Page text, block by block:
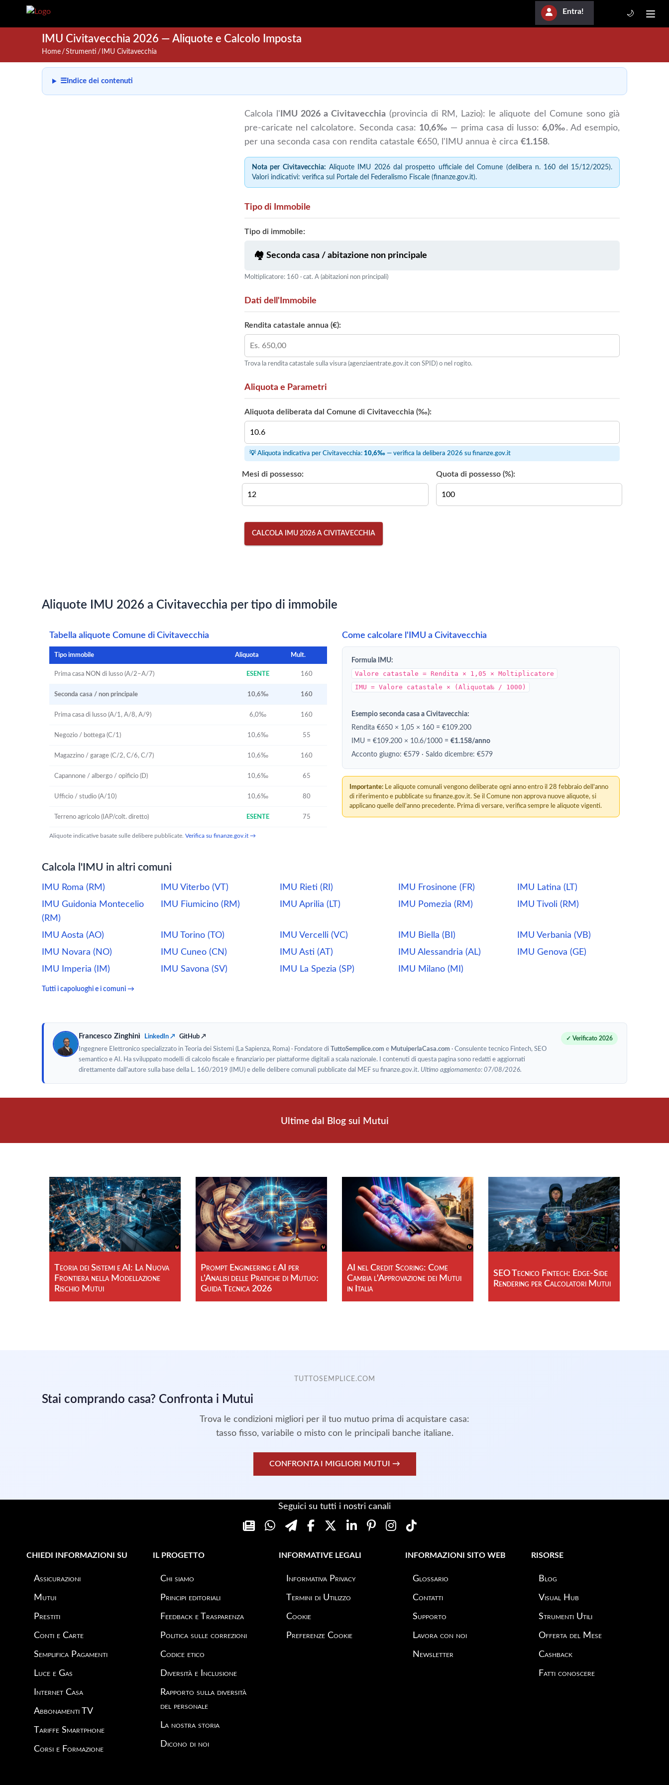
Entra! 🌙
IMU Civitavecchia 2026 — Aliquote e Calcolo Imposta
Home Strumenti IMU Civitavecchia
☰ Indice dei contenuti
Calcola l' IMU 2026 a Civitavecchia (provincia di RM, Lazio): le aliquote del Comune sono già
pre-caricate nel calcolatore. Seconda casa: 10,6‰ — prima casa di lusso:6,0‰. Ad esempio,
per una seconda casa con rendita catastale €650, l'IMU annua è circa €1.158.
Nota per Civitavecchia: Aliquote IMU 2026 dal prospetto ufficiale del Comune (delibera n. 160 del 15/12/2025).
Valori indicativi: verifica sul Portale del Federalismo Fiscale (finanze.gov.it).
Tipo di Immobile
Tipo di immobile:
Moltiplicatore: 160 · cat. A (abitazioni non principali)
Dati dell'Immobile
Rendita catastale annua (€):
Trova la rendita catastale sulla visura (agenziaentrate.gov.it con SPID) o nel rogito.
Aliquota e Parametri
Aliquota deliberata dal Comune di Civitavecchia (‰):
💡 Aliquota indicativa per Civitavecchia: 10,6‰ — verifica la delibera 2026 su finanze.gov.it
Mesi di possesso: Quota di possesso (%):
CALCOLA IMU 2026 A CIVITAVECCHIA
Aliquote IMU 2026 a Civitavecchia per tipo di immobile
Tabella aliquote Comune di Civitavecchia
Tipo immobile Aliquota Mult.
Prima casa NON di lusso (A/2–A/7) ESENTE 160
Seconda casa / non principale 10,6‰ 160
Prima casa di lusso (A/1, A/8, A/9) 6,0‰ 160
Negozio / bottega (C/1) 10,6‰ 55
Magazzino / garage (C/2, C/6, C/7) 10,6‰ 160
Capannone / albergo / opificio (D) 10,6‰ 65
Ufficio / studio (A/10) 10,6‰ 80
Terreno agricolo (IAP/colt. diretto) ESENTE 75
Aliquote indicative basate sulle delibere pubblicate. Verifica su finanze.gov.it →
Come calcolare l'IMU a Civitavecchia
Formula IMU:
Valore catastale = Rendita × 1,05 × Moltiplicatore
IMU = Valore catastale × (Aliquota‰ / 1000)
Esempio seconda casa a Civitavecchia:
Rendita €650 × 1,05 × 160 = €109.200
IMU = €109.200 × 10.6/1000 = €1.158/anno
Acconto giugno: €579 · Saldo dicembre: €579
Importante: Le aliquote comunali vengono deliberate ogni anno entro il 28 febbraio dell'anno
di riferimento e pubblicate su finanze.gov.it. Se il Comune non approva nuove aliquote, si
applicano quelle dell'anno precedente. Prima di versare, verifica sempre le aliquote vigenti.
Calcola l'IMU in altri comuni
IMU Roma (RM) IMU Viterbo (VT) IMU Rieti (RI) IMU Frosinone (FR)
IMU Latina (LT)
IMU Guidonia Montecelio
(RM)
IMU Fiumicino (RM) IMU Aprilia (LT) IMU Pomezia (RM) IMU Tivoli (RM)
IMU Aosta (AO) IMU Torino (TO) IMU Vercelli (VC) IMU Biella (BI)
IMU Verbania (VB)
IMU Novara (NO)
IMU Cuneo (CN) IMU Asti (AT) IMU Alessandria (AL)
IMU Genova (GE)
IMU Imperia (IM)
IMU Savona (SV) IMU La Spezia (SP) IMU Milano (MI)
Tutti i capoluoghi e i comuni →
Francesco Zinghinì LinkedIn ↗ GitHub ↗
Ingegnere Elettronico specializzato in Teoria dei Sistemi (La Sapienza, Roma) · Fondatore di TuttoSemplice.com e MutuiperlaCasa.com · Consulente tecnico Fintech, SEO
semantico e AI. Ha sviluppato modelli di calcolo fiscale e finanziario per piattaforme digitali a scala nazionale. I contenuti di questa pagina sono redatti e aggiornati
direttamente dall'autore sulla base della L. 160/2019 (IMU) e delle delibere comunali pubblicate dal MEF su finanze.gov.it. Ultimo aggiornamento: 07/08/2026.
✓ Verificato 2026
Ultime dal Blog sui Mutui
Teoria dei Sistemi e AI: La Nuova
Frontiera nella Modellazione
Rischio Mutui
Prompt Engineering e AI per
l'Analisi delle Pratiche di Mutuo:
Guida Tecnica 2026
AI nel Credit Scoring: Come
Cambia l'Approvazione dei Mutui
in Italia
SEO Tecnico Fintech: Edge-Side
Rendering per Calcolatori Mutui
TUTTOSEMPLICE.COM
Stai comprando casa? Confronta i Mutui
Trova le condizioni migliori per il tuo mutuo prima di acquistare casa:
tasso fisso, variabile o misto con le principali banche italiane.
CONFRONTA I MIGLIORI MUTUI →
Seguici su tutti i nostri canali
CHIEDI INFORMAZIONI SU
Assicurazioni
Mutui
Prestiti
Conti e Carte
Semplifica Pagamenti
Luce e Gas
Internet Casa
Abbonamenti TV
Tariffe Smartphone
Corsi e Formazione
IL PROGETTO
Chi siamo
Principi editoriali
Feedback e Trasparenza
Politica sulle correzioni
Codice etico
Diversità e Inclusione
Rapporto sulla diversità
del personale
La nostra storia
Dicono di noi
INFORMATIVE LEGALI
Informativa Privacy
Termini di Utilizzo
Cookie
Preferenze Cookie
INFORMAZIONI SITO WEB
Glossario
Contatti
Supporto
Lavora con noi
Newsletter
RISORSE
Blog
Visual Hub
Strumenti Utili
Offerta del Mese
Cashback
Fatti conoscere